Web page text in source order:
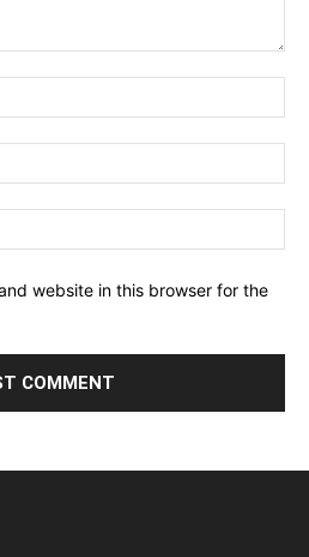
website in this browser for the